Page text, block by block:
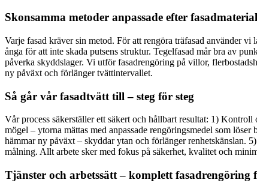
Skonsamma metoder anpassade efter
Varje fasad kräver sin metod. För att rengöra träfasad använder
ånga för att inte skada putsens struktur. Tegelfasad mår bra av
påverka skyddslager. Vi utför fasadrengöring på villor,
ny påväxt och förlänger tvättintervallet.
Så går vår fasadtvätt till – steg för steg
Vår process säkerställer ett säkert och hållbart resultat: 1)
mögel – ytorna mättas med anpassade rengöringsmedel som
hämmar ny påväxt – skyddar ytan och förlänger renhetskänslan.
målning. Allt arbete sker med fokus på säkerhet, kvalitet och
Tjänster och arbetssätt – komplett fasadrengöring